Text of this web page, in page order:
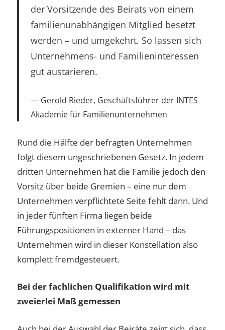
der Vorsitzende des Beirats von einem
familienunabhängigen Mitglied besetzt
werden – und umgekehrt. So lassen sich
Unternehmens- und Familieninteressen
gut austarieren.
Gerold Rieder, Geschäftsführer der INTES
Akademie für Familienunternehmen
Rund die Hälfte der befragten Unternehmen
folgt diesem ungeschriebenen Gesetz. In jedem
dritten Unternehmen hat die Familie jedoch den
Vorsitz über beide Gremien – eine nur dem
Unternehmen verpflichtete Seite fehlt dann. Und
in jeder fünften Firma liegen beide
Führungspositionen in externer Hand – das
Unternehmen wird in dieser Konstellation also
komplett fremdgesteuert.
Bei der fachlichen Qualifikation wird mit
zweierlei Maß gemessen